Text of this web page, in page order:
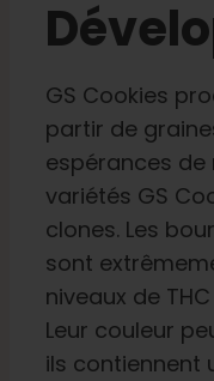
GS Cookies
partir de
espérances
variétés GS
clones. Les
sont
niveaux de
Leur couleur
ils contiennent